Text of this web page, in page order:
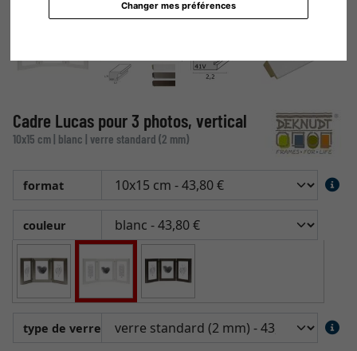
Changer mes préférences
Cadre Lucas pour 3 photos, vertical
10x15 cm | blanc | verre standard (2 mm)
format
couleur
type de verre